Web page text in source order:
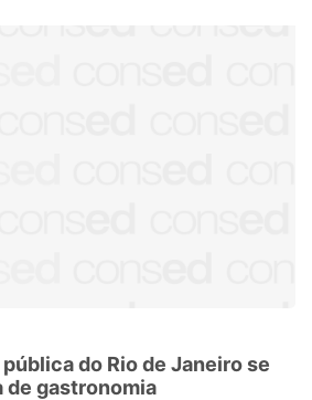
do Rio de Janeiro se
de gastronomia